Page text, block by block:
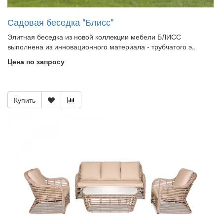
Садовая беседка "Блисс"
Элитная беседка из новой коллекции мебели БЛИСС
выполнена из инновационного материала - трубчатого э..
Цена по запросу
Купить